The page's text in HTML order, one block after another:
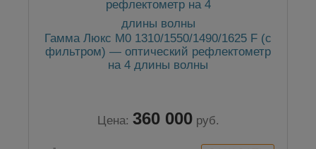
Гамма Люкс M0 1310/1550/1490/1625 F (с
фильтром) — оптический рефлектометр
на 4 длины волны
Цена: 360 000 руб.